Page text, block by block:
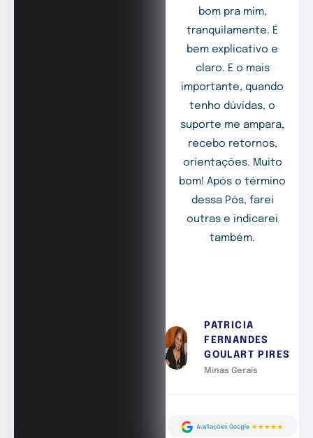
bom pra mim,
tranquilamente. É
bem explicativo e
claro. E o mais
importante, quando
tenho dúvidas, o
suporte me ampara,
recebo retornos,
orientações. Muito
bom! Após o término
dessa Pós, farei
outras e indicarei
também.
PATRICIA
FERNANDES
GOULART PIRES
Minas Gerais